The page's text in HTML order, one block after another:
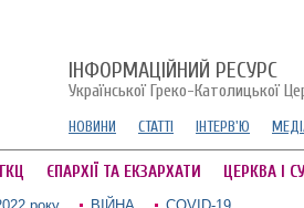
ІНФОРМАЦІЙНИЙ РЕСУРС
Української Греко-Католицької
НОВИНИ СТАТТІ ІНТЕРВ'Ю
ЄПАРХІЇ ТА ЕКЗАРХАТИ ЦЕРКВА І